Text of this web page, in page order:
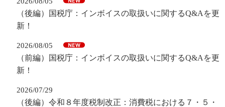
（後編）国税庁：インボイスの取扱いに関するQ&Aを更
新！
2026/08/05
（前編）国税庁：インボイスの取扱いに関するQ&Aを更
新！
2026/07/29
（後編）令和８年度税制改正：消費税における７・５・